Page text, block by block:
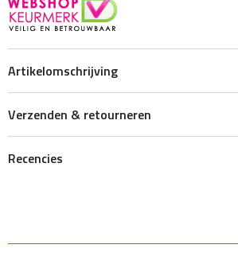
Artikelomschrijving
Verzenden & retourneren
Recencies